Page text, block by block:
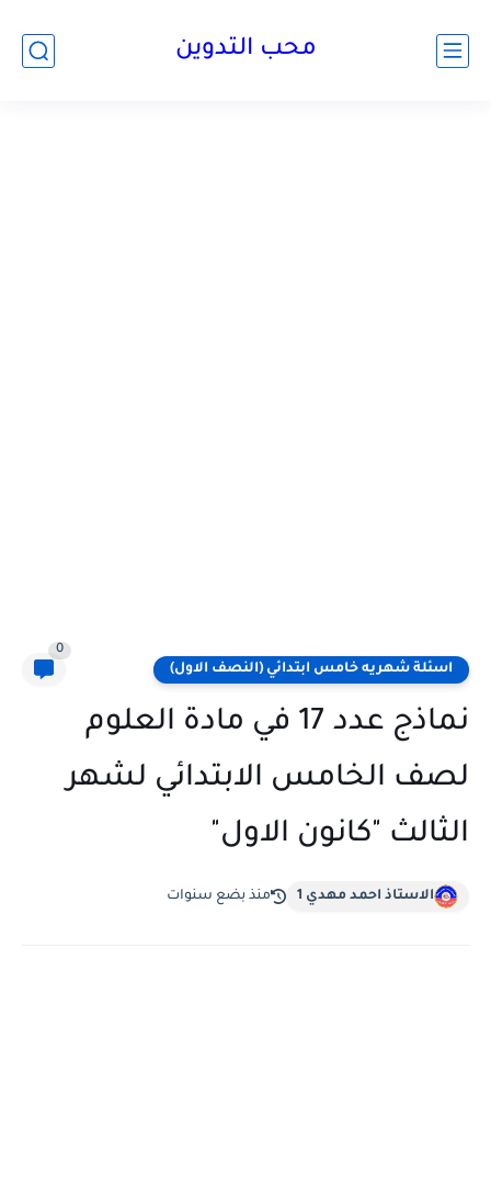
محب التدوين
اسئلة شهريه خامس ابتدائي (النصف الاول)
0
نماذج عدد 17 في مادة العلوم
لصف الخامس الابتدائي لشهر
الثالث "كانون الاول"
الاستاذ احمد مهدي 1 منذ بضع سنوات